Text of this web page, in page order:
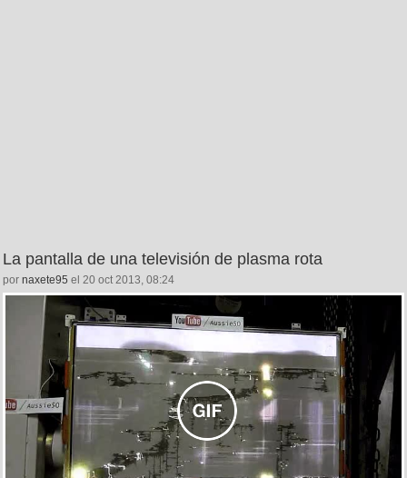
La pantalla de una televisión de plasma rota
por naxete95 el 20 oct 2013, 08:24